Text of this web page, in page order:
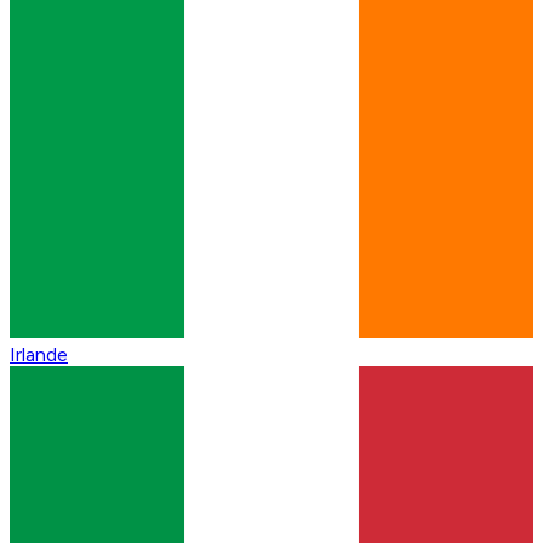
Irlande